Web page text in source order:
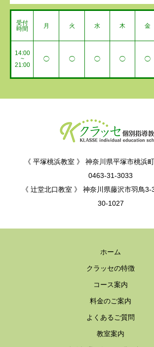
受付
時間
月 火 水 木 金
14:00
~
21:00
◯ ◯ ◯ ◯ ◯
《 平塚桃浜教室 》 神奈川県平塚市桃
0463-31-3033
《 辻堂北口教室 》 神奈川県藤沢市羽
30-1027
ホーム
クラッセの特徴
コース案内
料金のご案内
よくあるご質問
教室案内